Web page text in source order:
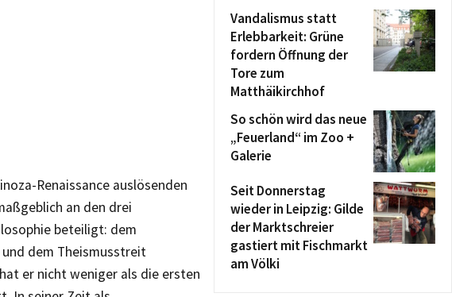
Renaissance auslösenden
an den drei
beteiligt: dem
dem Theismusstreit
hat er nicht weniger als die ersten
Vandalismus statt
Erlebbarkeit: Grüne
fordern Öffnung der
Tore zum
Matthäikirchhof
So schön wird das neue
„Feuerland“ im Zoo +
Galerie
Seit Donnerstag
wieder in Leipzig: Gilde
der Marktschreier
gastiert mit Fischmarkt
am Völki